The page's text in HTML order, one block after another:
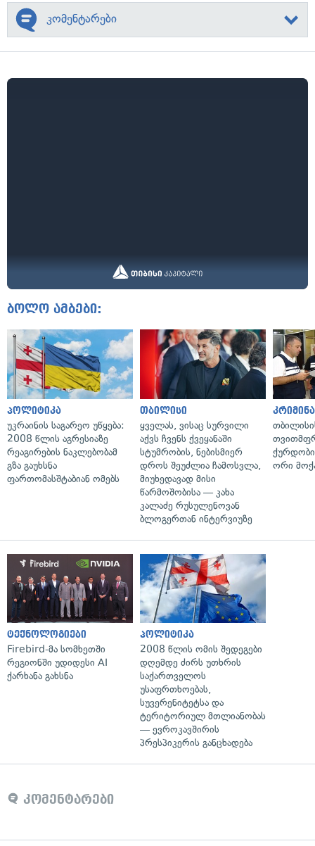
კომენტარები
ბოლო ამბები:
პოლიტიკა
უკრაინის საგარეო უწყება:
2008 წლის აგრესიაზე
რეაგირების ნაკლებობამ
გზა გაუხსნა
ფართომასშტაბიან ომებს
თბილისი
ყველას, ვისაც სურვილი
აქვს ჩვენს ქვეყანაში
სტუმრობის, ნებისმიერ
დროს შეუძლია ჩამოსვლა,
მიუხედავად მისი
წარმოშობისა — კახა
კალაძე რუსულენოვან
ბლოგერთან ინტერვიუზე
ორი
ტექნოლოგიები
Firebird-მა სომხეთში
რეგიონში უდიდესი AI
ქარხანა გახსნა
პოლიტიკა
2008 წლის ომის შედეგები
დღემდე ძირს უთხრის
საქართველოს
უსაფრთხოებას,
სუვერენიტეტსა და
ტერიტორიულ მთლიანობას
— ევროკავშირის
პრესპიკერის განცხადება
კომენტარები